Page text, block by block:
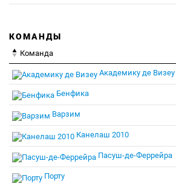
КОМАНДЫ
Команда
Академику де Визеу
Бенфика
Варзим
Канелаш 2010
Пасуш-де-Феррейра
Порту